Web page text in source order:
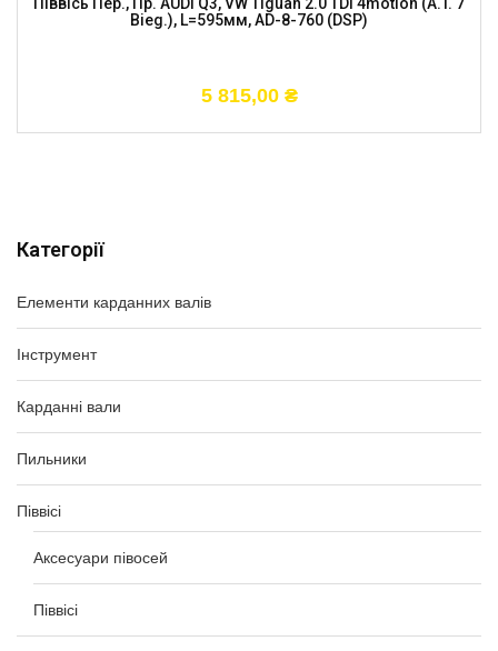
Категорії
Елементи карданних валів
Інструмент
Карданні вали
Пильники
Піввісі
Аксесуари півосей
Піввісі
Bieg.), L=595мм, AD-8-760 (DSP)
5 815,00 ₴